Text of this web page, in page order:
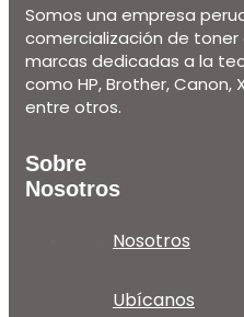
Somos una empresa
comercialización de
marcas dedicadas a la
como HP, Brother, Canon,
entre otros.
Sobre
Nosotros
Nosotros
Ubícanos